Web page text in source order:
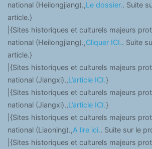
national (Heilongjiang).,Le dossier.. Suite
article.}
|{Sites historiques et culturels majeurs
national (Heilongjiang).,Cliquer ICI.. Suite
article.}
|{Sites historiques et culturels majeurs
national (Jiangxi).,L’article ICI.}
|{Sites historiques et culturels majeurs
national (Jiangxi).,L’article ICI.}
|{Sites historiques et culturels majeurs
national (Liaoning).,A lire ici.. Suite sur le
|{Sites historiques et culturels majeurs